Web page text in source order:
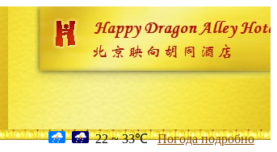
22 ~ 33℃ Погода подробно